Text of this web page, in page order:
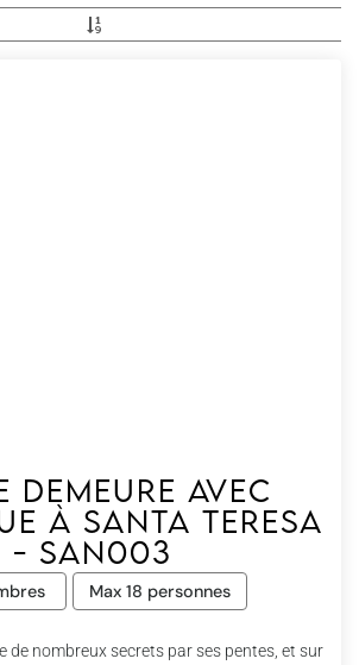
demeure avec
à Santa Teresa
- San003
Max 18 personnes
de nombreux secrets par ses pentes, et sur